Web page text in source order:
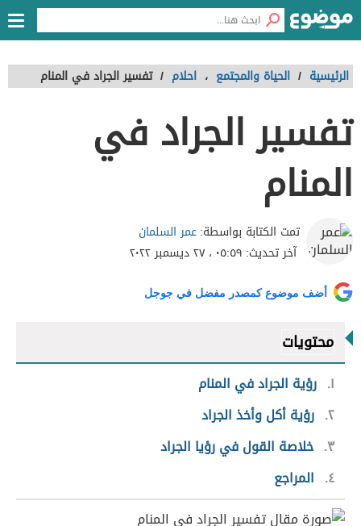
الرئيسية / الحياة والمجتمع ، احلام / تفسير الجراد في المنام
تفسير الجراد في
المنام
تمت الكتابة بواسطة:عمر السلمان
آخر تحديث: ٠٥:٥٩ ، ٢٧ ديسمبر ٢٠٢٢
أضف موضوع كمصدر مفضل في جوجل
محتويات
١ رؤية الجراد في المنام
٢ رؤية أكل وأخذ الجراد
٣ خلاصة القول في رؤيا الجراد
٤
المراجع